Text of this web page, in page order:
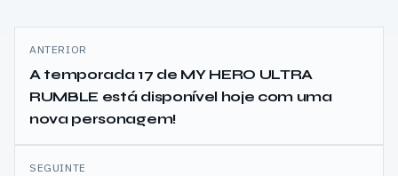
Navegação
de
artigos
ANTERIOR
A temporada 17 de MY HERO ULTRA
RUMBLE está disponível hoje com uma
nova personagem!
SEGUINTE